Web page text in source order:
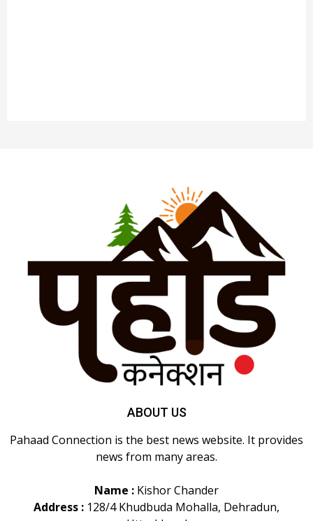
ABOUT US
Pahaad Connection is the best news website. It provides
news from many areas.
Name : Kishor Chander
Address : 128/4 Khudbuda Mohalla, Dehradun,